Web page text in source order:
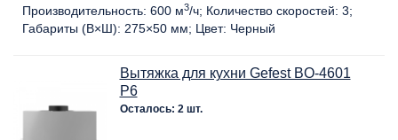
Производительность: 600 м3/ч Количество скоростей: 3
Габариты (В×Ш): 275×50 мм Цвет: Черный
Вытяжка для кухни Gefest BO-4601
Р6
Осталось: 2 шт.